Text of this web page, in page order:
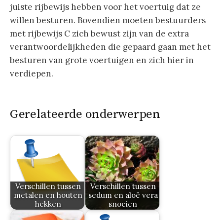
juiste rijbewijs hebben voor het voertuig dat ze
willen besturen. Bovendien moeten bestuurders
met rijbewijs C zich bewust zijn van de extra
verantwoordelijkheden die gepaard gaan met het
besturen van grote voertuigen en zich hier in
verdiepen.
Gerelateerde onderwerpen
Verschillen tussen
metalen en houten
hekken
Verschillen tussen
sedum en aloë vera
snoeien